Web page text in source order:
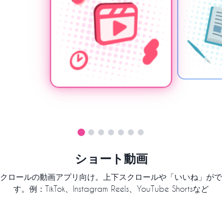
ショート動画
ロールの動画アプリ向け。上下スクロールや「いいね」が
す。例：TikTok、Instagram Reels、YouTube Shortsなど